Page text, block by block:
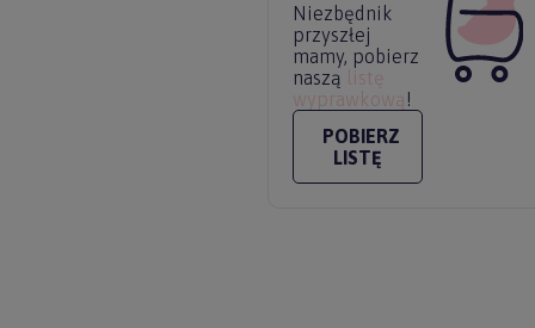
Niezbędnik
przyszłej
mamy, pobierz
naszą
listę
wyprawkową !
POBIERZ
LISTĘ